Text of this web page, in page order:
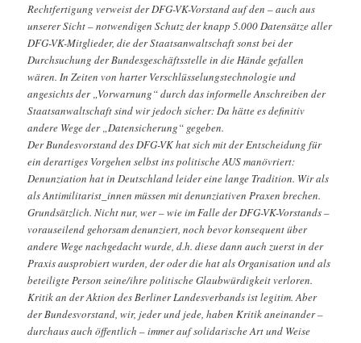
Rechtfertigung verweist der DFG-VK-Vorstand auf den – auch aus
unserer Sicht – notwendigen Schutz der knapp 5.000 Datensätze aller
DFG-VK-Mitglieder, die der Staatsanwaltschaft sonst bei der
Durchsuchung der Bundesgeschäftsstelle in die Hände gefallen
wären. In Zeiten von harter Verschlüsselungstechnologie und
angesichts der „Vorwarnung“ durch das informelle Anschreiben der
Staatsanwaltschaft sind wir jedoch sicher: Da hätte es definitiv
andere Wege der „Datensicherung“ gegeben.
Der Bundesvorstand des DFG-VK hat sich mit der Entscheidung für
ein derartiges Vorgehen selbst ins politische AUS manövriert:
Denunziation hat in Deutschland leider eine lange Tradition. Wir als
als Antimilitarist_innen müssen mit denunziativen Praxen brechen.
Grundsätzlich. Nicht nur, wer – wie im Falle der DFG-VK-Vorstands –
vorauseilend gehorsam denunziert, noch bevor konsequent über
andere Wege nachgedacht wurde, d.h. diese dann auch zuerst in der
Praxis ausprobiert wurden, der oder die hat als Organisation und als
beteiligte Person seine/ihre politische Glaubwürdigkeit verloren.
Kritik an der Aktion des Berliner Landesverbands ist legitim. Aber
der Bundesvorstand, wir, jeder und jede, haben Kritik aneinander –
durchaus auch öffentlich – immer auf solidarische Art und Weise